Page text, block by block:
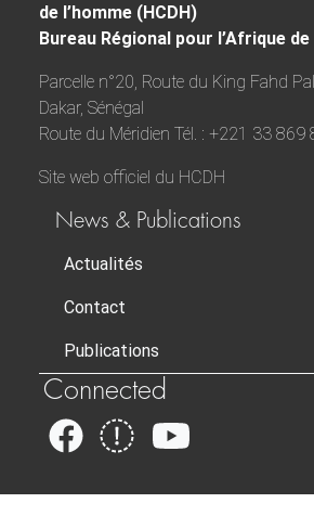
de l’homme (HCDH)
Bureau Régional pour l’Afrique de
Parcelle n°20, Route du King Fahd
Dakar, Sénégal
Route du Méridien Tél. : +221 33 869
Site web officiel du HCDH
News & Publications
Actualités
Contact
Publications
Connected